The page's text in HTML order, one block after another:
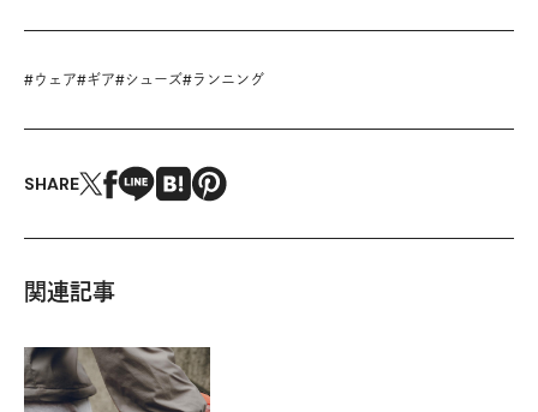
#ウェア#ギア#シューズ#ランニング
SHARE
関連記事